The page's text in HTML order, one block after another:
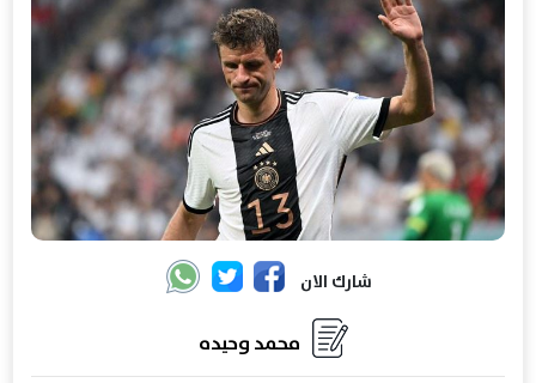
شارك الان
محمد وحيده